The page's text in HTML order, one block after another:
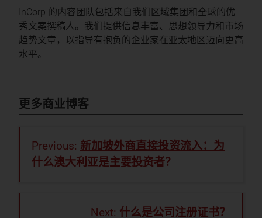
InCorp 的内容团队包括来自我们区域集团和全球的优
秀文案撰稿人。我们提供信息丰富、思想领导力和市场
趋势文章，以指导有抱负的企业家在亚太地区迈向更高
水平。
更多商业博客
新加坡外商直接投资流入：为
什么澳大利亚是主要投资者？
什么是公司注册证书？